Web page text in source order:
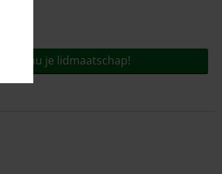
Bestel nu je lidmaatschap!